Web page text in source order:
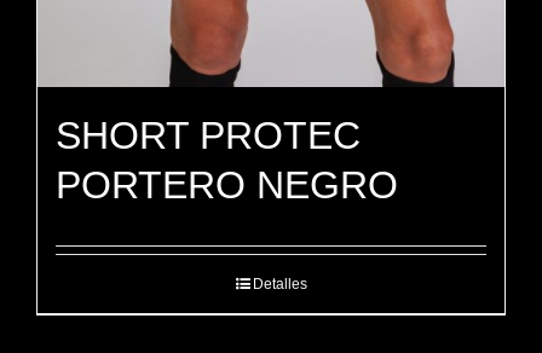
SHORT PROTEC
PORTERO NEGRO
Detalles